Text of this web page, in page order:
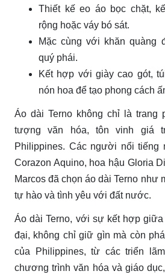
Thiết kế eo áo bọc chặt,
rộng hoặc váy bó sát.
Mặc cùng với khăn quàng
quý phái.
Kết hợp với giày cao gót,
nón hoa để tạo phong cách
Áo dài Terno không chỉ là trang
tượng văn hóa, tôn vinh giá
Philippines. Các người nổi tiếng
Corazon Aquino, hoa hậu Gloria
Marcos đã chọn áo dài Terno như
tự hào và tình yêu với đất nước.
Áo dài Terno, với sự kết hợp giữa
đại, không chỉ giữ gìn mà còn
của Philippines, từ các triển
chương trình văn hóa và giáo